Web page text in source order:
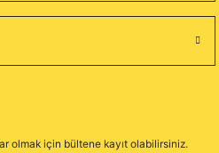
olmak için bültene kayıt olabilirsiniz.